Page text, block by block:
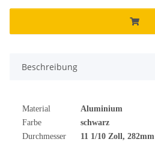
Beschreibung
Material
Aluminium
Farbe
schwarz
Durchmesser
11 1/10 Zoll, 282mm